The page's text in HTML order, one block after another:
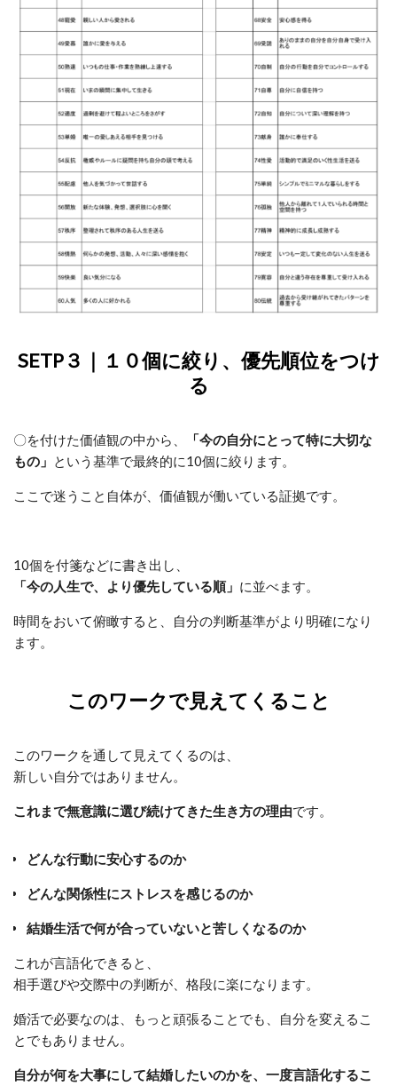
SETP３｜１０個に絞り、優先順位をつけ
る
〇を付けた価値観の中から、
「今の自分にとって特に大切な
もの」 という基準で最終的に10個に絞ります。
ここで迷うこと自体が、価値観が働いている証拠です。
10個を付箋などに書き出し、
「今の人生で、より優先している順」 に並べます。
時間をおいて俯瞰すると、自分の判断基準がより明確になり
ます。
このワークで見えてくること
このワークを通して見えてくるのは、
新しい自分ではありません。
これまで無意識に選び続けてきた生き方の理由です。
どんな行動に安心するのか
どんな関係性にストレスを感じるのか
結婚生活で何が合っていないと苦しくなるのか
これが言語化できると、
相手選びや交際中の判断が、格段に楽になります。
婚活で必要なのは、もっと頑張ることでも、自分を変えるこ
とでもありません。
自分が何を大事にして結婚したいのかを、一度言語化するこ